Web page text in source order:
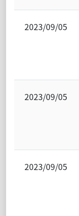
2023/09/05
2023/09/05
2023/09/05